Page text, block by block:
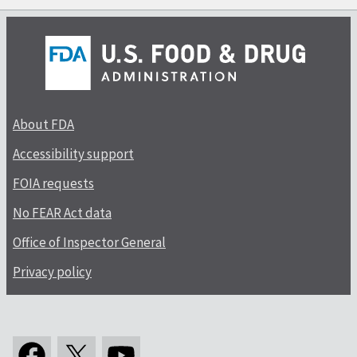
About FDA
Accessibility support
FOIA requests
No FEAR Act data
Office of Inspector General
Privacy policy